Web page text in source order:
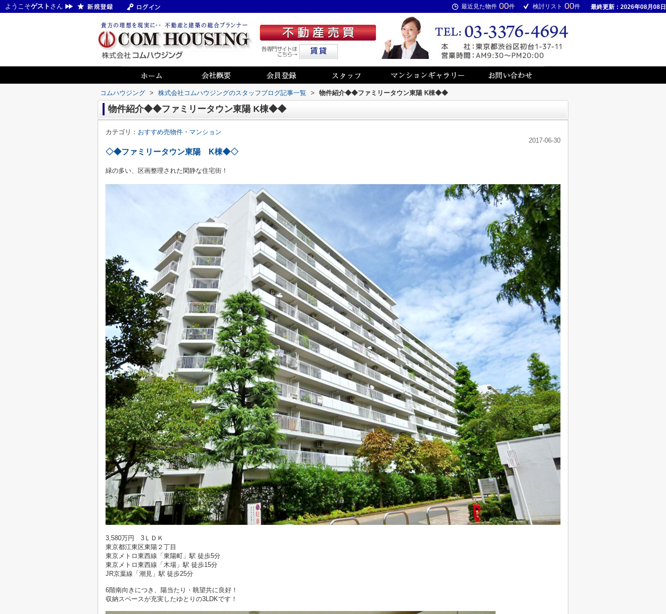
ようこそゲスト さん 最近見た物件 00件 検討リスト 00件 最終更新：2026年08月08日
コムハウジング > 株式会社コムハウジングのスタッフブログ記事一覧 > 物件紹介◆◆ファミリータウン東陽 K棟◆◆
物件紹介◆◆ファミリータウン東陽 K棟◆◆
カテゴリ： おすすめ売物件・マンション
2017-06-30
◇◆ファミリータウン東陽 K棟◆◇
緑の多い、区画整理された閑静な住宅街！
3,580万円 3ＬＤＫ
東京都江東区東陽２丁目
東京メトロ東西線「東陽町」駅 徒歩5分
東京メトロ東西線「木場」駅 徒歩15分
JR京葉線「潮見」駅 徒歩25分
6階南向きにつき、陽当たり・眺望共に良好！
収納スペースが充実したゆとりの3LDKです！